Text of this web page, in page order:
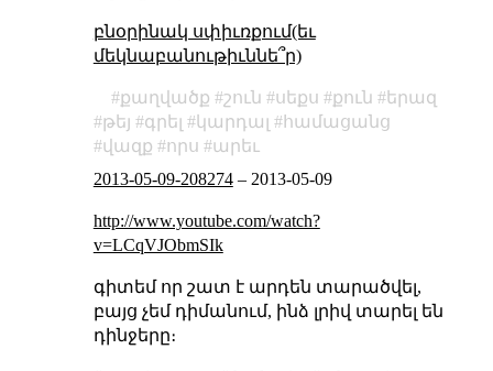
բնօրինակ սփիւռքում(եւ
մեկնաբանութիւննե՞ր)
քաղվածք շուն սեքս քուն
երազ
թեյ
գրել կարդալ
համացանց
վազք
որս
արեւ
2013-05-09-208274– 2013-05-09
http://www.youtube.com/watch?
v=LCqVJObmSIk
գիտեմ որ շատ է արդեն տարածվել,
բայց չեմ դիմանում, ինձ լրիվ տարել են
դինջերը։